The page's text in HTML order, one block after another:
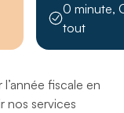
0 minute,
tout
fiscale en
nos services